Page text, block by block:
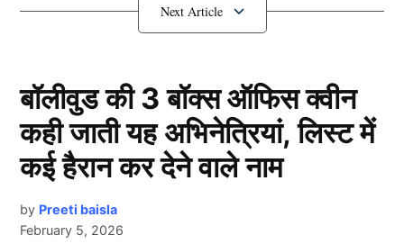
IPL 2026 से पहले इस टीम के कोच बनने जा
रहे है Yuvraj Singh
बॉलीवुड की 3 बॉक्स ऑफिस क्वीन
कही जाती यह अभिनेत्रियां, लिस्ट में
कई हैरान कर देने वाले नाम
by Preeti baisla
February 5, 2026